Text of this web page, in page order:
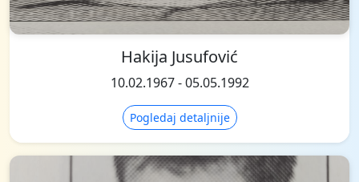
Hakija Jusufović
10.02.1967 - 05.05.1992
Pogledaj detaljnije